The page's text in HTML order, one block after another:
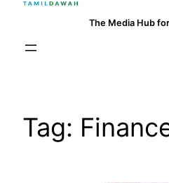
The Media Hub
Tag: